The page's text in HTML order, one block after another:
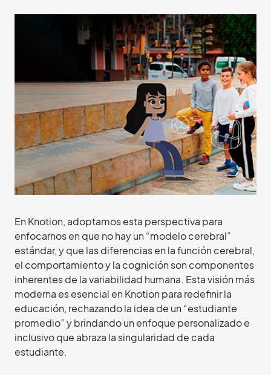
En Knotion, adoptamos esta perspectiva para
enfocarnos en que no hay un “modelo cerebral”
estándar, y que las diferencias en la función cerebral,
el comportamiento y la cognición son componentes
inherentes de la variabilidad humana. Esta visión más
moderna es esencial en Knotion para redefinir la
educación, rechazando la idea de un “estudiante
promedio” y brindando un enfoque personalizado e
inclusivo que abraza la singularidad de cada
estudiante.